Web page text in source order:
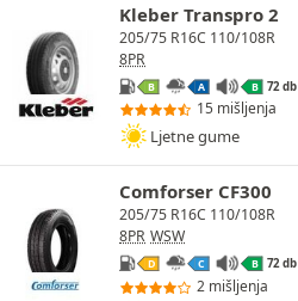
Kleber Transpro 2
205/75 R16C 110/108R
8PR
B A B 72 db
15 mišljenja
Ljetne gume
Comforser CF300
205/75 R16C 110/108R
8PR WSW
D C B 72 db
2 mišljenja